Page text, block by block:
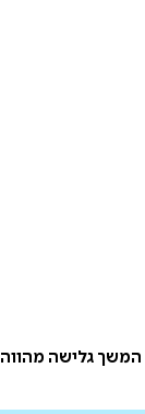
המשך גלישה מהווה